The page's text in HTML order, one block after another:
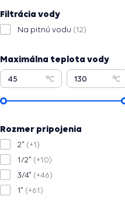
Filtrácia vody
Na pitnú vodu (12)
Maximálna teplota vody
°C °C
Rozmer pripojenia
2" (+1)
1/2" (+10)
3/4" (+46)
1" (+61)